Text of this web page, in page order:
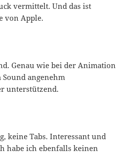
vermittelt. Und das ist
von Apple.
Genau wie bei der Animation
angenehm
unterstützend.
keine Tabs. Interessant und
habe ich ebenfalls keinen